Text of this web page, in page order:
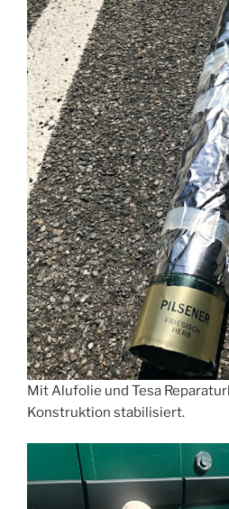
Mit Alufolie und Tesa
Konstruktion stabilisiert.